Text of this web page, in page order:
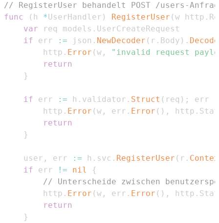
// RegisterUser behandelt POST /users-
func
( h *UserHandler ) RegisterUser (w http .
var req models .
if err := json . NewDecoder ( r . Body ) . Decode
		http
. Error (w ,
"invalid request
return
}
if err := h . validator . Struct ( req ) ; err
		http
. Error (w , err . Error ( ) , http .
return
}
	user
, err := h . svc . RegisterUser ( r .
if err != nil
{
// Unterscheide zwischen
		http
. Error (w , err . Error ( ) , http .
return
}